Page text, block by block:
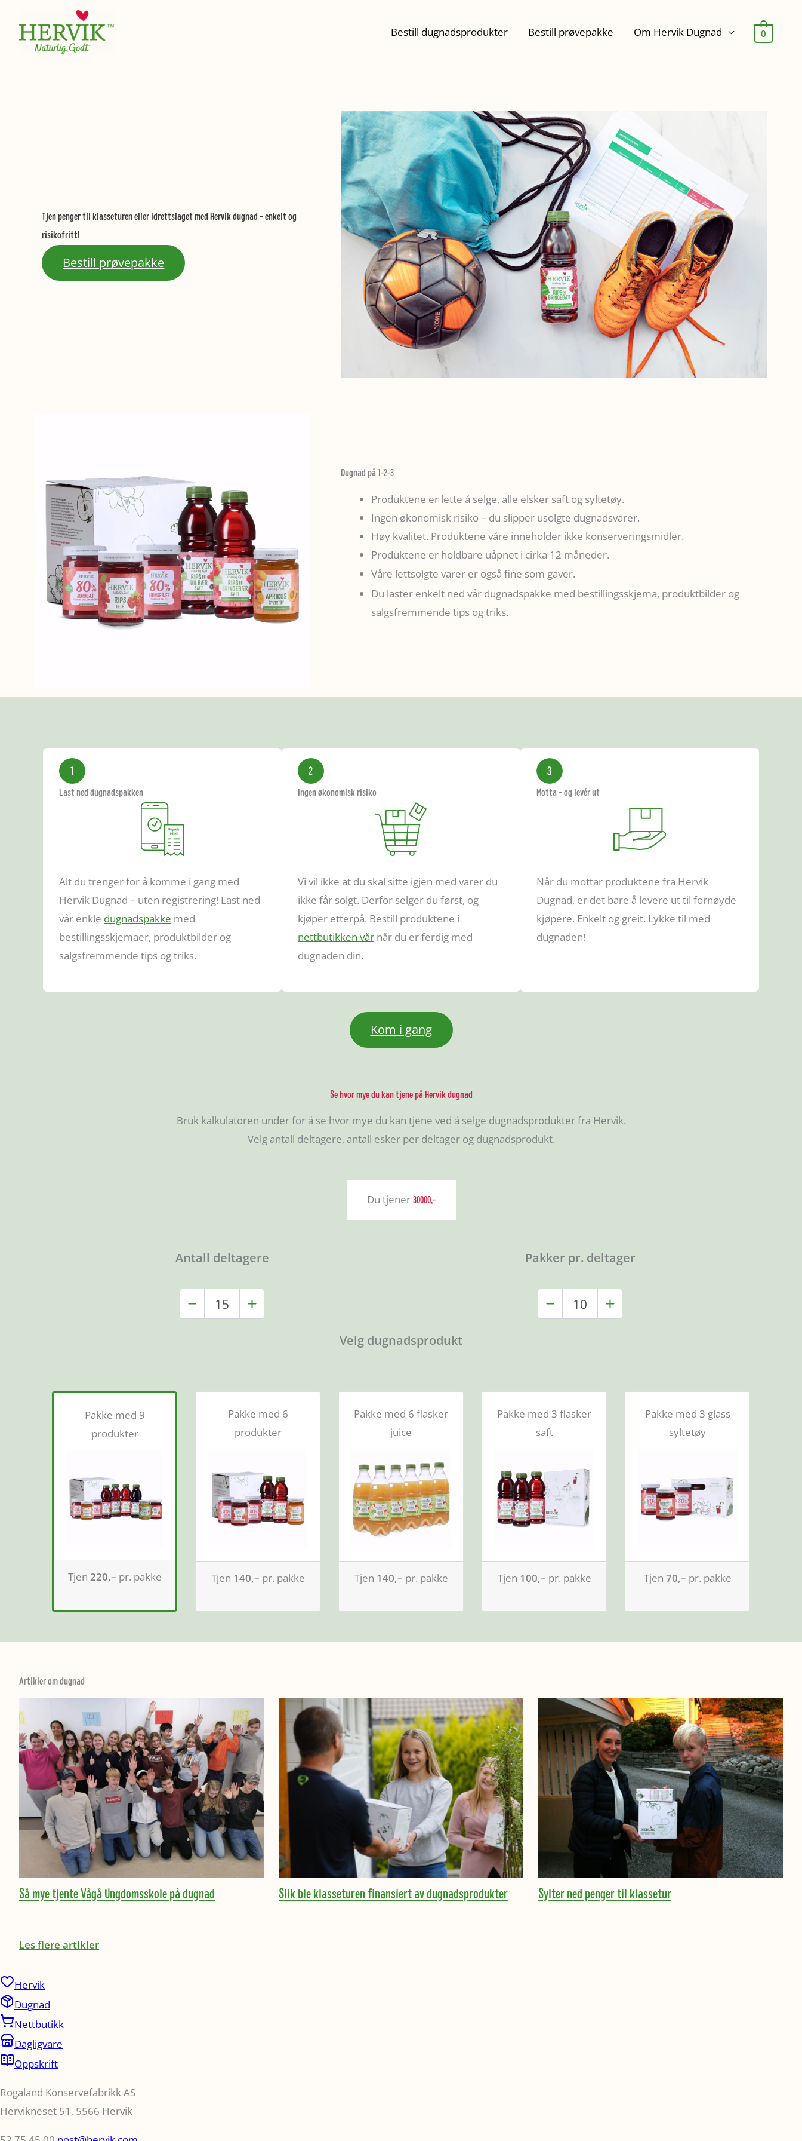
innholdet
Bestill dugnadsprodukter Bestill prøvepakke Om Hervik Dugnad 0
Tjen penger til klasseturen eller idrettslaget med Hervik dugnad – enkelt og
risikofritt!
Bestill prøvepakke
Dugnad på 1-2-3
Produktene er lette å selge, alle elsker saft og syltetøy.
Ingen økonomisk risiko – du slipper usolgte dugnadsvarer.
Høy kvalitet. Produktene våre inneholder ikke konserveringsmidler.
Produktene er holdbare uåpnet i cirka 12 måneder.
Våre lettsolgte varer er også fine som gaver.
Du laster enkelt ned vår dugnadspakke med bestillingsskjema, produktbilder og
salgsfremmende tips og triks.
Last ned dugnadspakken
Alt du trenger for å komme i gang med
Hervik Dugnad – uten registrering! Last ned
vår enkle dugnadspakke med
bestillingsskjemaer, produktbilder og
salgsfremmende tips og triks.
Ingen økonomisk risiko
Vi vil ikke at du skal sitte igjen med varer du
ikke får solgt. Derfor selger du først, og
kjøper etterpå. Bestill produktene i
nettbutikken vår når du er ferdig med
dugnaden din.
Motta – og levér ut
Når du mottar produktene fra Hervik
Dugnad, er det bare å levere ut til fornøyde
kjøpere. Enkelt og greit. Lykke til med
dugnaden!
Kom i gang
Se hvor mye du kan tjene på Hervik dugnad
Bruk kalkulatoren under for å se hvor mye du kan tjene ved å selge dugnadsprodukter fra Hervik.
Velg antall deltagere, antall esker per deltager og dugnadsprodukt.
Du tjener 30000,-
Antall deltagere Pakker pr. deltager
Velg dugnadsprodukt
Pakke med 9
produkter
Tjen 220,– pr. pakke
Pakke med 6
produkter
Tjen 140,– pr. pakke
Pakke med 6 flasker
juice
Tjen 140,– pr. pakke
Pakke med 3 flasker
saft
Tjen 100,– pr. pakke
Pakke med 3 glass
syltetøy
Tjen 70,– pr. pakke
Artikler om dugnad
Så mye tjente Vågå Ungdomsskole på dugnad Slik ble klasseturen finansiert av dugnadsprodukter Sylter ned penger til klassetur
Les flere artikler